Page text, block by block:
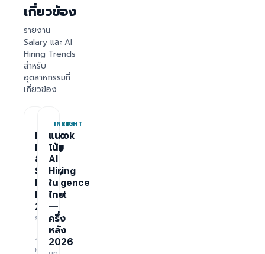
เกี่ยวข้อง
รายงาน
Salary และ AI
Hiring Trends
สำหรับ
อุตสาหกรรมที่
เกี่ยวข้อง
REPORT
Bangkok
Hiring
&
Salary
Intelligence
Report
2026
รายงาน
·
48
หน้า
INSIGHT
แนว
โน้ม
AI
Hiring
ใน
ไทย
—
ครึ่ง
หลัง
2026